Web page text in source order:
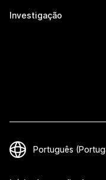
Investigação